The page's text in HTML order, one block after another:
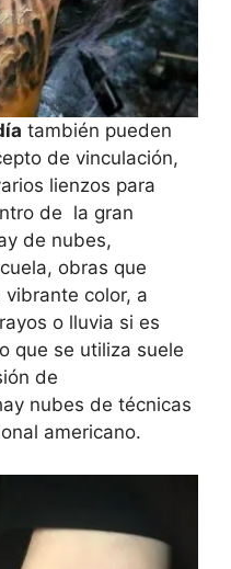
también pueden
de vinculación,
lienzos para
de la gran
de nubes,
obras que
color, a
o lluvia si es
que se utiliza suele
de
nubes de técnicas
americano.